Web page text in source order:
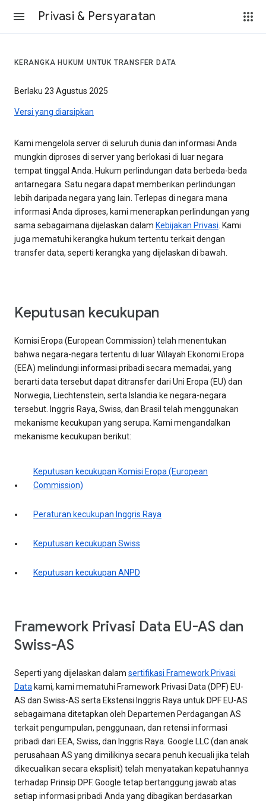
Privasi & Persyaratan
KERANGKA HUKUM UNTUK TRANSFER DATA
Berlaku 23 Agustus 2025
Versi yang diarsipkan
Kami mengelola server di seluruh dunia dan informasi Anda
mungkin diproses di server yang berlokasi di luar negara
tempat tinggal Anda. Hukum perlindungan data berbeda-beda
antarnegara. Satu negara dapat memberikan perlindungan
lebih daripada negara yang lain. Terlepas di negara mana
informasi Anda diproses, kami menerapkan perlindungan yang
sama sebagaimana dijelaskan dalam Kebijakan Privasi. Kami
juga mematuhi kerangka hukum tertentu terkait dengan
transfer data, seperti kerangka yang dijelaskan di bawah.
Keputusan kecukupan
Komisi Eropa (European Commission) telah menentukan
bahwa negara-negara tertentu di luar Wilayah Ekonomi Eropa
(EEA) melindungi informasi pribadi secara memadai, yang
berarti data tersebut dapat ditransfer dari Uni Eropa (EU) dan
Norwegia, Liechtenstein, serta Islandia ke negara-negara
tersebut. Inggris Raya, Swiss, dan Brasil telah menggunakan
mekanisme kecukupan yang serupa. Kami mengandalkan
mekanisme kecukupan berikut:
Keputusan kecukupan Komisi Eropa (European
Commission)
Peraturan kecukupan Inggris Raya
Keputusan kecukupan Swiss
Keputusan kecukupan ANPD
Framework Privasi Data EU-AS dan
Swiss-AS
Seperti yang dijelaskan dalam sertifikasi Framework Privasi
Data kami, kami mematuhi Framework Privasi Data (DPF) EU-
AS dan Swiss-AS serta Ekstensi Inggris Raya untuk DPF EU-AS
sebagaimana ditetapkan oleh Departemen Perdagangan AS
terkait pengumpulan, penggunaan, dan retensi informasi
pribadi dari EEA, Swiss, dan Inggris Raya. Google LLC (dan anak
perusahaan AS yang dimilikinya secara penuh kecuali jika telah
dikecualikan secara eksplisit) telah menyatakan kepatuhannya
terhadap Prinsip DPF. Google tetap bertanggung jawab atas
setiap informasi pribadi Anda yang dibagikan berdasarkan